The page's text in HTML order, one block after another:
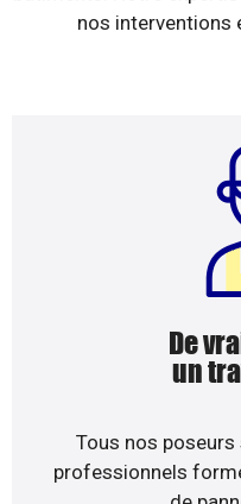
nos interventions
De
un
Tous nos
professionnels